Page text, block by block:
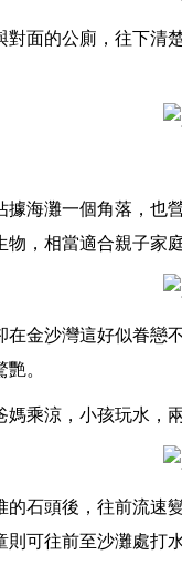
對面的公廁，往下清
據海灘一個角落，也
，相當適合親子家庭
在金沙灣這好似眷戀
。
乘涼，小孩玩水，
的石頭後，往前流速
可往前至沙灘處打